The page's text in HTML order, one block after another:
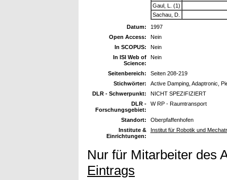
Gaul, L. (1)
Sachau, D.
Datum:
1997
Open Access:
Nein
In SCOPUS:
Nein
In ISI Web of
Science:
Nein
Seitenbereich:
Seiten 208-219
Stichwörter:
Active Damping, Adaptronic,
DLR - Schwerpunkt:
NICHT SPEZIFIZIERT
DLR -
Forschungsgebiet:
W RP - Raumtransport
Standort:
Oberpfaffenhofen
Institute &
Einrichtungen:
Institut für Robotik und
Nur für Mitarbeiter des
Eintrags